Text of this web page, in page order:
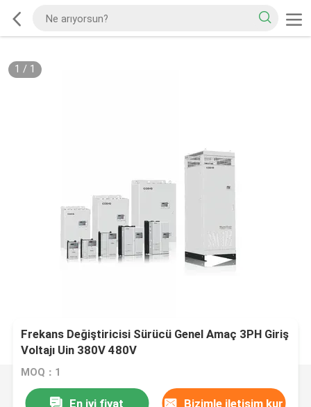
1 / 1
Frekans Değiştiricisi Sürücü Genel Amaç 3PH Giriş
Voltajı Uin 380V 480V
MOQ：1
En iyi fiyat Bizimle iletişim kur